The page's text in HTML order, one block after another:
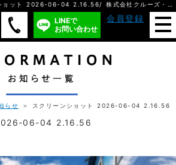
スクリーンショット 2026-06-04 2.16.56/ 株式会社クルーズ・ワールド
LINEで
お問い合わせ
会員登録
らせ ＞ スクリーンショット 2026-06-04 2.16.56
06-04 2.16.56